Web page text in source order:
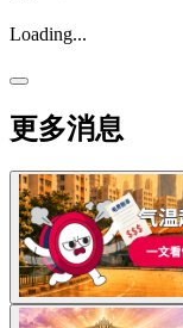
Loading...
更多消息